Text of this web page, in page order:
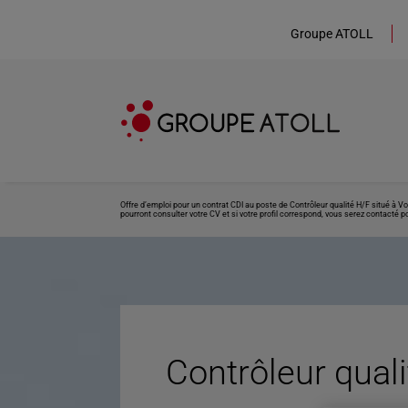
Groupe ATOLL
Offre d’emploi pour un contrat CDI au poste de Contrôleur qualité H/F situé à
pourront consulter votre CV et si votre profil correspond, vous serez contacté
Contrôleur